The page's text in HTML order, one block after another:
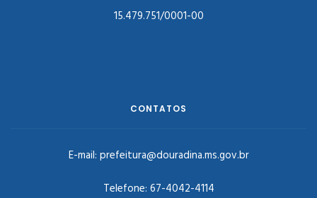
15.479.751/0001-00
CONTATOS
E-mail: prefeitura@douradina.ms.gov.br
Telefone: 67-4042-4114